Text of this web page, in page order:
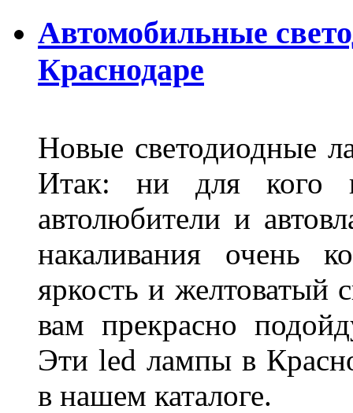
Автомобильные
Краснодаре
Новые светодиодные
Итак: ни для кого
автолюбители и
накаливания очень
яркость и желтоватый
вам прекрасно
Эти led лампы в
в нашем каталоге.